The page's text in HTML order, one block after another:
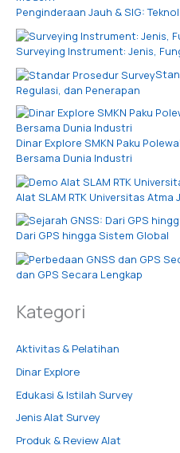
Penginderaan Jauh & SIG:
Surveying Instrument: Jenis,
Regulasi, dan Penerapan
Dinar Explore SMKN Paku
Bersama Dunia Industri
Alat SLAM RTK Universitas Atma
Dari GPS hingga Sistem Global
dan GPS Secara Lengkap
Kategori
Aktivitas & Pelatihan
Dinar Explore
Edukasi & Istilah Survey
Jenis Alat Survey
Produk & Review Alat